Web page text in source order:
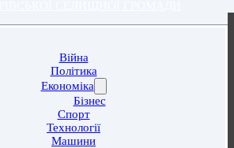
Війна
Політика
Економіка
Бізнес
Спорт
Технології
Машини